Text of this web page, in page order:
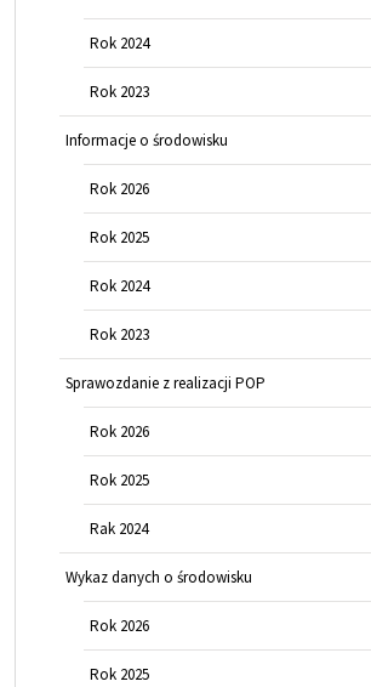
Rok 2024
Rok 2023
Informacje o środowisku
Rok 2026
Rok 2025
Rok 2024
Rok 2023
Sprawozdanie z realizacji POP
Rok 2026
Rok 2025
Rak 2024
Wykaz danych o środowisku
Rok 2026
Rok 2025